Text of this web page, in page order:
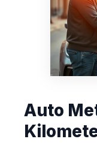
Auto